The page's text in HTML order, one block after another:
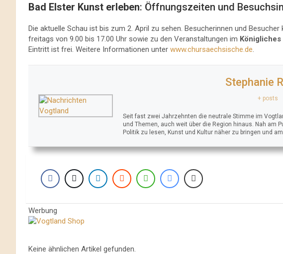
Bad Elster Kunst erleben: Öffnungszeiten und
Die aktuelle Schau ist bis zum 2. April zu sehen. Besucherinnen und
freitags von 9.00 bis 17.00 Uhr sowie zu den Veranstaltungen im Königliches
Eintritt ist frei. Weitere Informationen unter www.chursaechsische.de
Stephanie
+ posts
Seit fast zwei Jahrzehnten die neutrale Stimme im
und Themen, auch weit über die Region hinaus. Nah am
Politik zu lesen, Kunst und Kultur näher zu bringen und
Werbung
Keine ähnlichen Artikel gefunden.